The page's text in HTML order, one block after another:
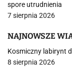
spore utrudnienia
7 sierpnia 2026
NAJNOWSZE
Kosmiczny labirynt
8 sierpnia 2026